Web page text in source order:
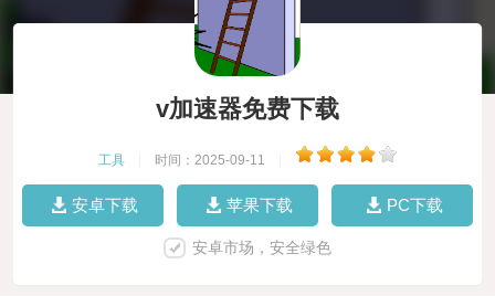
v加速器免费下载
工具 时间：2025-09-11
安卓下载 苹果下载 PC下载
安卓市场，安全绿色